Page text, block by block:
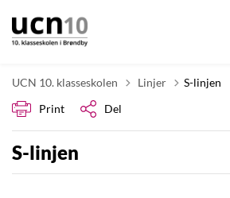
UCN 10. klasseskolen Tilbage til
Linjer
S-linjen
Print
Del
S-linjen